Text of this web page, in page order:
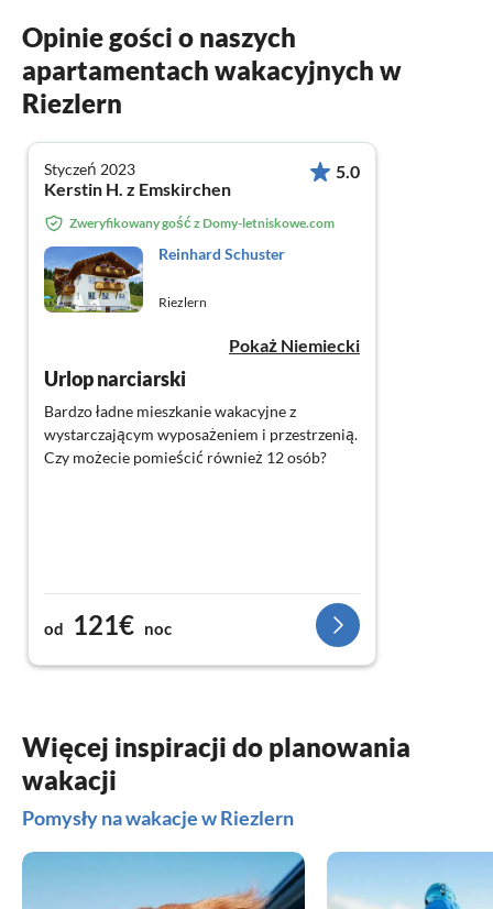
Opinie gości o naszych
apartamentach wakacyjnych w
Riezlern
Styczeń 2023
Kerstin H. z Emskirchen
5.0
Zweryfikowany gość z Domy-letniskowe.com
Reinhard Schuster
Riezlern
Pokaż Niemiecki
Urlop narciarski
Bardzo ładne mieszkanie wakacyjne z
wystarczającym wyposażeniem i przestrzenią.
Czy możecie pomieścić również 12 osób?
od 121€ noc
Więcej inspiracji do planowania
wakacji
Pomysły na wakacje w Riezlern